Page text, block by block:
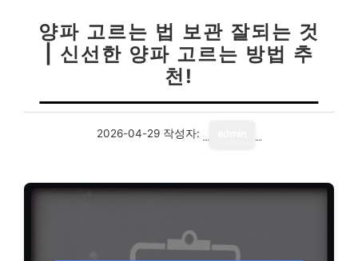
양파 고르는 법 보관 잘되는 것
| 신선한 양파 고르는 방법 추
천!
2026-04-29 작성자: